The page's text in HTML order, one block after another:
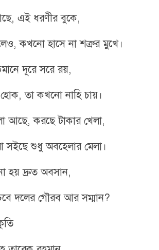
এই ধরণীর বুকে,
কখনো হাসে না শত্রুর মুখে।
দূরে সরে রয়,
হোক, তা কখনো নাহি চায়।
আছে, করছে টাকার খেলা,
সইছে শুধু অবহেলার মেলা।
হয় দ্রুত অবসান,
দলের গৌরব আর সম্মান?